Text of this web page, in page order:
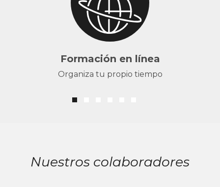
Formación en línea
Organiza tu propio tiempo
Nuestros colaboradores